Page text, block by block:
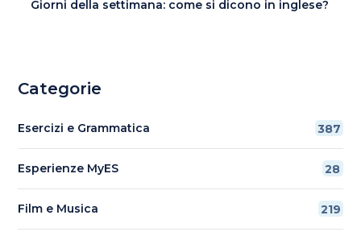
Giorni della settimana: come si dicono in inglese?
Categorie
Esercizi e Grammatica 387
Esperienze MyES 28
Film e Musica 219